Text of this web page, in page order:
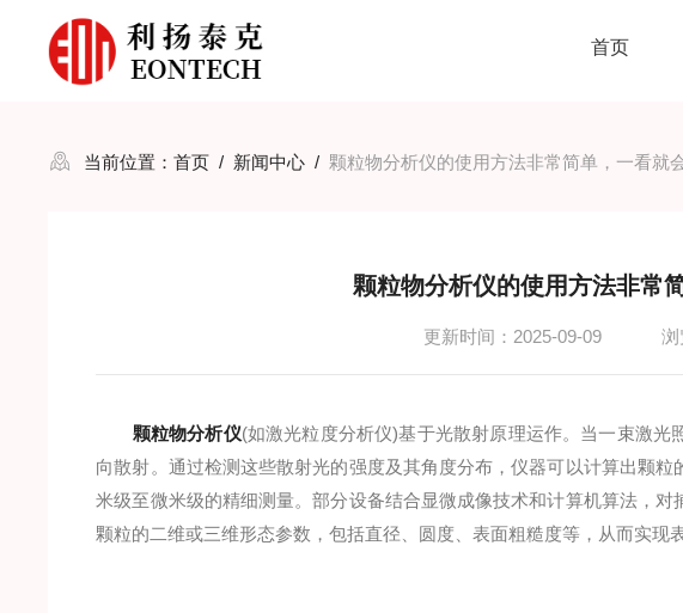
首页
当前位置：首页 / 新闻中心 / 颗粒物分析仪的使用方法非常简单，一看就
颗粒物分析仪的使用方法非常
更新时间：2025-09-09 浏
颗粒物分析仪(如激光粒度分析仪)基于光散射原理运作。当一束激
向散射。通过检测这些散射光的强度及其角度分布，仪器可以计算出颗
米级至微米级的精细测量。部分设备结合显微成像技术和计算机算法，
颗粒的二维或三维形态参数，包括直径、圆度、表面粗糙度等，从而实现表